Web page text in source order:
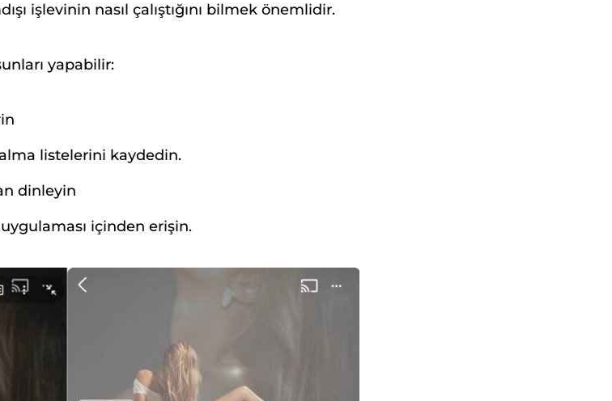
işlevinin nasıl çalıştığını bilmek önemlidir.
yapabilir:
listelerini kaydedin.
dinleyin
içinden erişin.